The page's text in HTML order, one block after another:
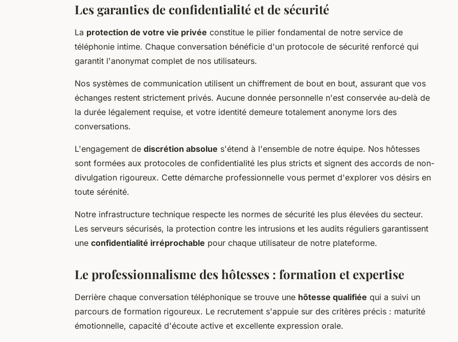
Les garanties de confidentialité et de sécurité
La protection de votre vie privée constitue le pilier fondamental de notre service de
téléphonie intime. Chaque conversation bénéficie d'un protocole de sécurité renforcé qui
garantit l'anonymat complet de nos utilisateurs.
Nos systèmes de communication utilisent un chiffrement de bout en bout, assurant que vos
échanges restent strictement privés. Aucune donnée personnelle n'est conservée au-delà de
la durée légalement requise, et votre identité demeure totalement anonyme lors des
conversations.
L'engagement de discrétion absolue s'étend à l'ensemble de notre équipe. Nos hôtesses
sont formées aux protocoles de confidentialité les plus stricts et signent des accords de non-
divulgation rigoureux. Cette démarche professionnelle vous permet d'explorer vos désirs en
toute sérénité.
Notre infrastructure technique respecte les normes de sécurité les plus élevées du secteur.
Les serveurs sécurisés, la protection contre les intrusions et les audits réguliers garantissent
une confidentialité irréprochable pour chaque utilisateur de notre plateforme.
Le professionnalisme des hôtesses : formation et expertise
Derrière chaque conversation téléphonique se trouve une hôtesse qualifiée qui a suivi un
parcours de formation rigoureux. Le recrutement s'appuie sur des critères précis : maturité
émotionnelle, capacité d'écoute active et excellente expression orale.